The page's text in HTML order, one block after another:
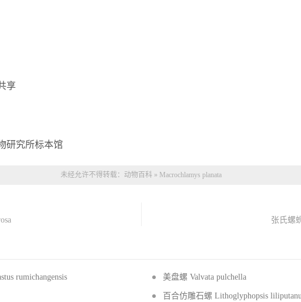
享
研究所标本馆
未经允许不得转载： 动物百科 » Macrochlamys planata
张氏螺
rumichangensis 美盘螺 Valvata pulchella
百合仿雕石螺 Lithoglyphopsis